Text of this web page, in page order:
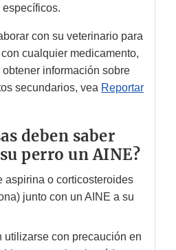
específicos.
con su veterinario para
cualquier medicamento,
información sobre
secundarios, vea Reportar
deben saber
perro un AINE?
aspirina o corticosteroides
junto con un AINE a su
utilizarse con precaución en